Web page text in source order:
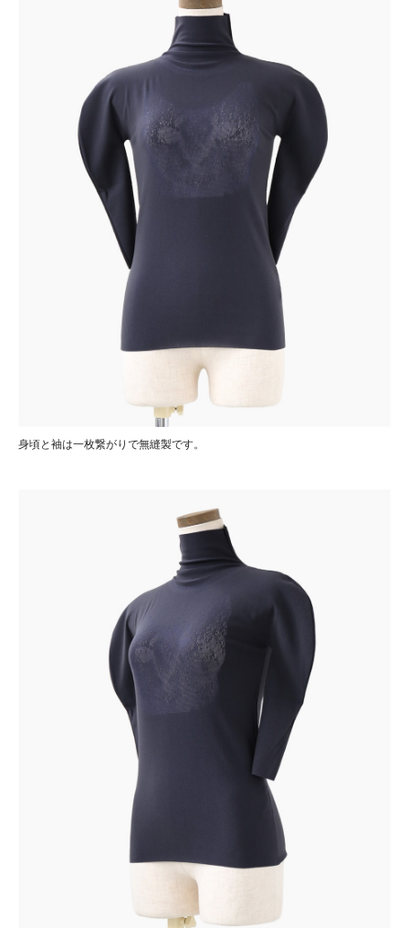
身頃と袖は一枚繋がりで無縫製です。